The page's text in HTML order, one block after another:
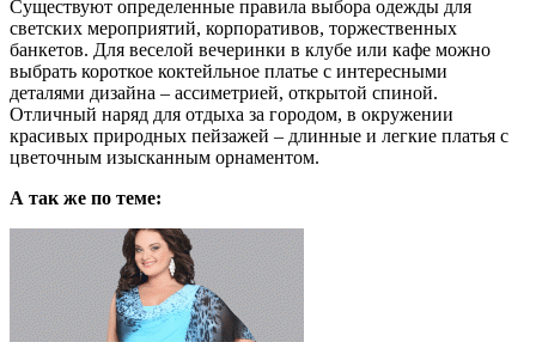
Существуют определенные правила выбора одежды для
светских мероприятий, корпоративов, торжественных
банкетов. Для веселой вечеринки в клубе или кафе можно
выбрать короткое коктейльное платье с интересными
деталями дизайна – ассиметрией, открытой спиной.
Отличный наряд для отдыха за городом, в окружении
красивых природных пейзажей – длинные и легкие платья с
цветочным изысканным орнаментом.
А так же по теме: